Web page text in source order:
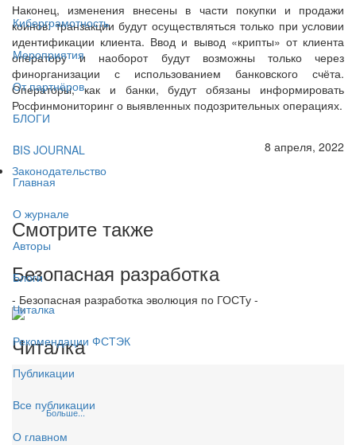
Киберграмотность
Мероприятия
От партнёров
БЛОГИ
BIS JOURNAL
Главная
О журнале
Авторы
Блоги
Читалка
Рекомендации ФСТЭК
Публикации
Все публикации
О главном
Наконец, изменения внесены в части покупки и продажи
коинов: транзакции будут осуществляться только при условии
идентификации клиента. Ввод и вывод «крипты» от клиента
оператору и наоборот будут возможны только через
финорганизации с использованием банковского счёта.
Операторы, как и банки, будут обязаны информировать
Росфинмониторинг о выявленных подозрительных операциях.
8 апреля, 2022
Законодательство
Смотрите также
Безопасная разработка
- Безопасная разработка эволюция по ГОСТу -
Читалка
Больше...